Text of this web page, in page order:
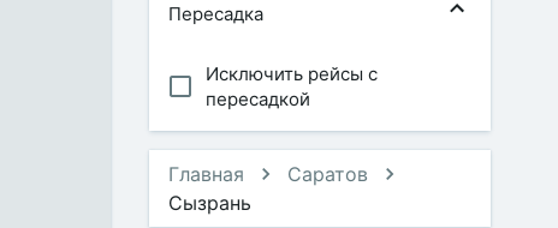
Пересадка
Исключить рейсы с
пересадкой
Главная
Саратов
Сызрань